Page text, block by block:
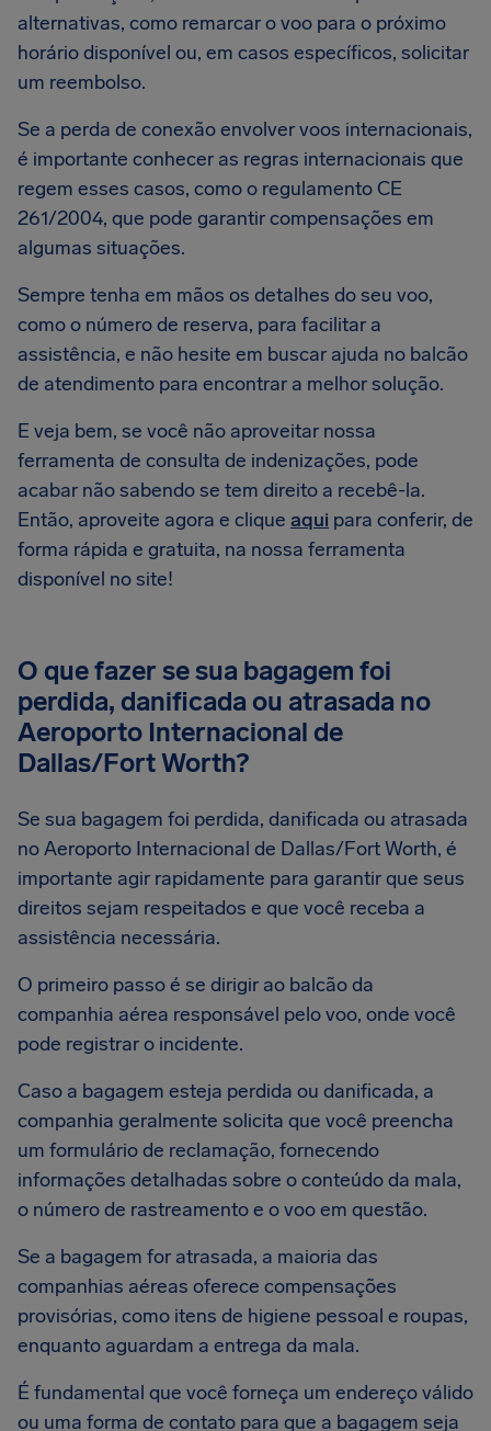
alternativas, como remarcar o voo para o próximo
horário disponível ou, em casos específicos, solicitar
um reembolso.
Se a perda de conexão envolver voos internacionais,
é importante conhecer as regras internacionais que
regem esses casos, como o regulamento CE
261/2004, que pode garantir compensações em
algumas situações.
Sempre tenha em mãos os detalhes do seu voo,
como o número de reserva, para facilitar a
assistência, e não hesite em buscar ajuda no balcão
de atendimento para encontrar a melhor solução.
E veja bem, se você não aproveitar nossa
ferramenta de consulta de indenizações, pode
acabar não sabendo se tem direito a recebê-la.
Então, aproveite agora e clique aqui para conferir, de
forma rápida e gratuita, na nossa ferramenta
disponível no site!
O que fazer se sua bagagem foi
perdida, danificada ou atrasada no
Aeroporto Internacional de
Dallas/Fort Worth?
Se sua bagagem foi perdida, danificada ou atrasada
no Aeroporto Internacional de Dallas/Fort Worth, é
importante agir rapidamente para garantir que seus
direitos sejam respeitados e que você receba a
assistência necessária.
O primeiro passo é se dirigir ao balcão da
companhia aérea responsável pelo voo, onde você
pode registrar o incidente.
Caso a bagagem esteja perdida ou danificada, a
companhia geralmente solicita que você preencha
um formulário de reclamação, fornecendo
informações detalhadas sobre o conteúdo da mala,
o número de rastreamento e o voo em questão.
Se a bagagem for atrasada, a maioria das
companhias aéreas oferece compensações
provisórias, como itens de higiene pessoal e roupas,
enquanto aguardam a entrega da mala.
É fundamental que você forneça um endereço válido
ou uma forma de contato para que a bagagem seja